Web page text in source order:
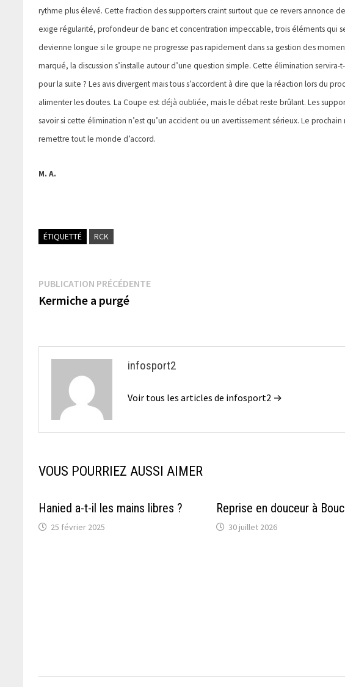
rythme plus élevé. Cette fraction des supporters craint surtout que ce revers annonce
exige régularité, profondeur de banc et concentration impeccable, trois éléments qui
devienne longue si le groupe ne progresse pas rapidement dans sa gestion des
marqué, la discussion s’installe autour d’une question simple. Cette élimination
pour la suite ? Les avis divergent mais tous s’accordent à dire que la réaction lors du
alimenter les doutes. La Coupe est déjà oubliée, mais le débat reste brûlant. Les
savoir si cette élimination n’est qu’un accident ou un avertissement sérieux. Le
remettre tout le monde d’accord.
M. A.
ÉTIQUETTÉ RCK
Navigation
de
PUBLICATION PRÉCÉDENTEPublication
Kermiche a purgé
infosport2
Voir tous les articles de infosport2 →
VOUS POURRIEZ AUSSI AIMER
Hanied a-t-il les mains libres ?
25 février 2025
Reprise en douceur à
30 juillet 2026